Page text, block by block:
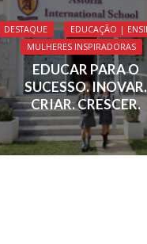
DESTAQUE
EDUCAÇÃO |
MULHERES INSPIRADORAS
EDUCAR PARA O
SUCESSO. INOVAR.
CRIAR. CRESCER.